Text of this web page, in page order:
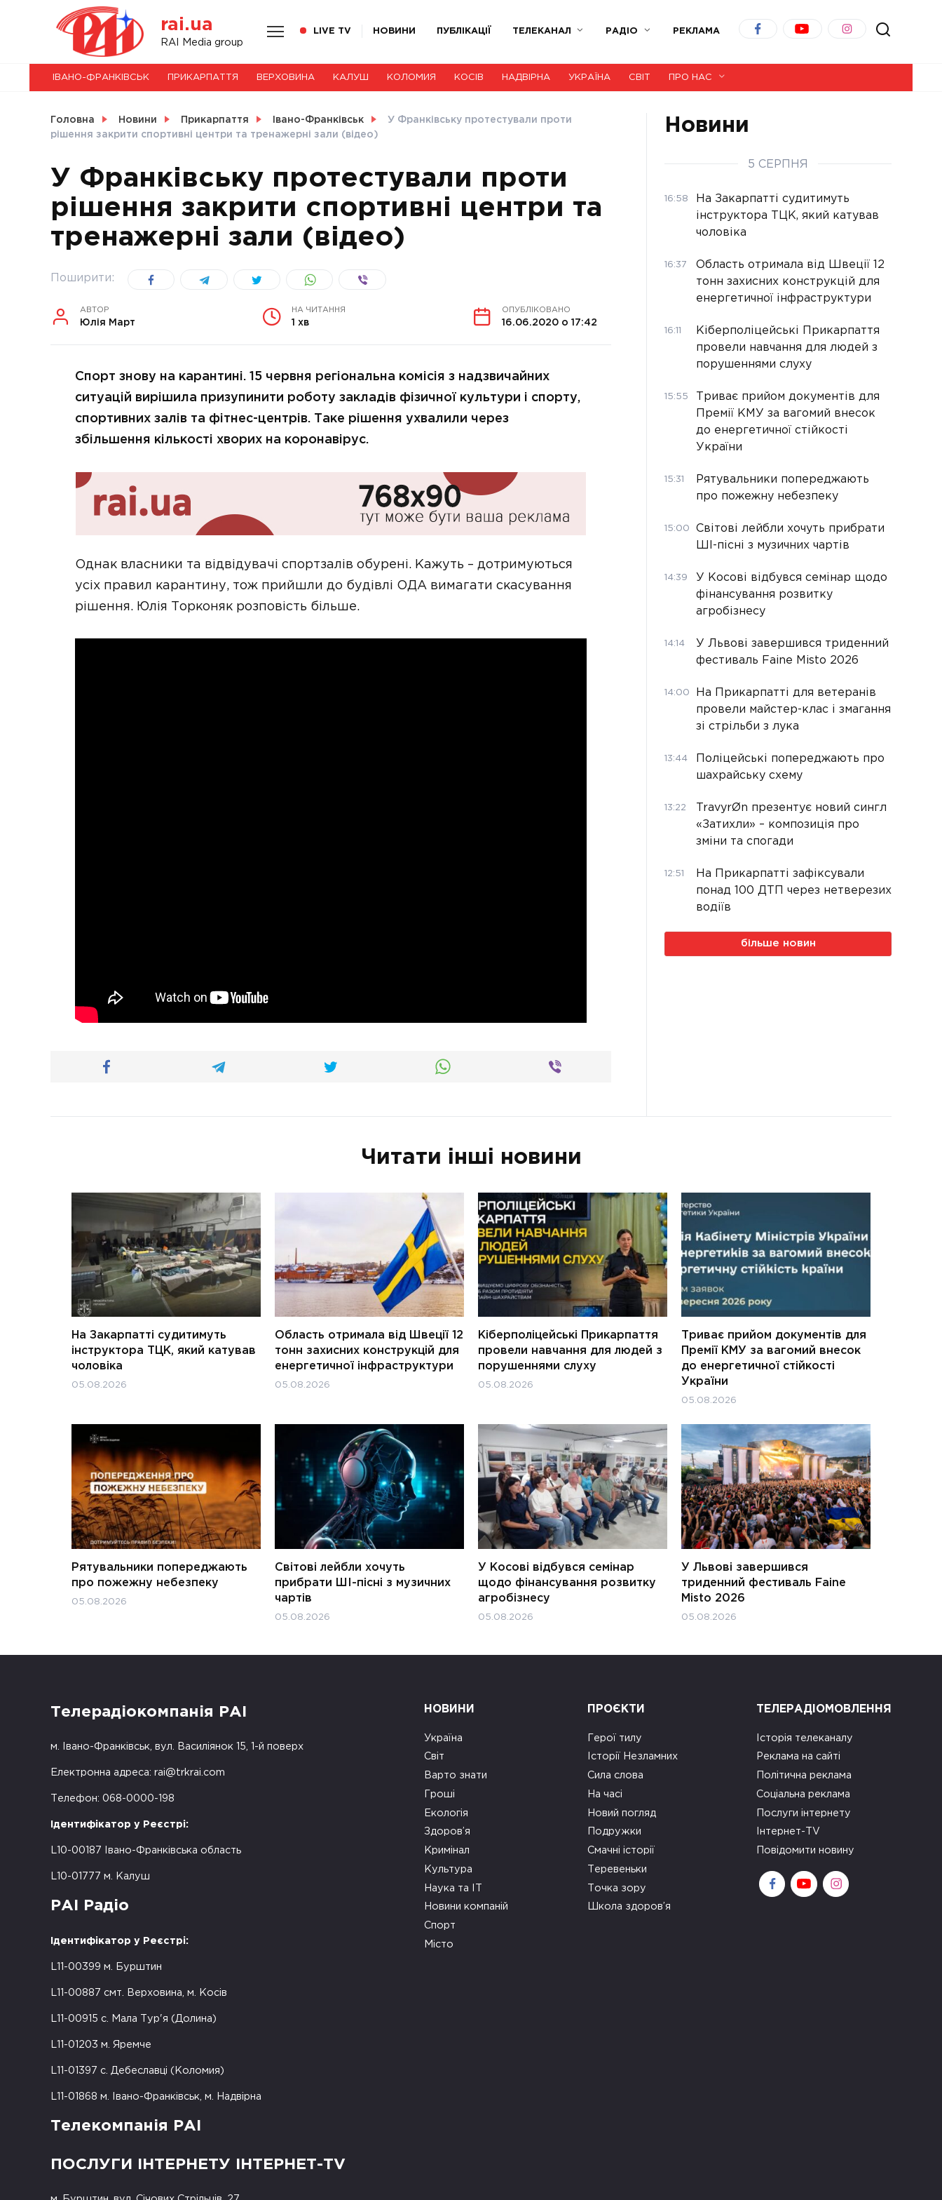
rai.ua
RAI Media group
LIVE TV НОВИНИ ПУБЛІКАЦІЇ ТЕЛЕКАНАЛ РАДІО РЕКЛАМА
НОВИНИ
СВІТ
УКРАЇНА
ІВАНО-ФРАНКІВСЬК ПРИКАРПАТТЯ ВЕРХОВИНА КАЛУШ КОЛОМИЯ КОСІВ НАДВІРНА УКРАЇНА СВІТ ПРО НАС
Головна Новини Прикарпаття Івано-Франківськ
У Франківську протестували проти
рішення закрити спортивні центри та тренажерні зали (відео)
У Франківську протестували проти
рішення закрити спортивні центри та
тренажерні зали (відео)
Поширити:
АВТОР
Юлія Март
НА ЧИТАННЯ
1 хв
ОПУБЛІКОВАНО
16.06.2020 о 17:42
Спорт знову на карантині. 15 червня регіональна комісія з надзвичайних
ситуацій вирішила призупинити роботу закладів фізичної культури і спорту,
спортивних залів та фітнес-центрів. Таке рішення ухвалили через
збільшення кількості хворих на коронавірус.
Однак власники та відвідувачі спортзалів обурені. Кажуть – дотримуються
усіх правил карантину, тож прийшли до будівлі ОДА вимагати скасування
рішення. Юлія Торконяк розповість більше.
Новини
5 СЕРПНЯ
16:58
На Закарпатті судитимуть
інструктора ТЦК, який катував
чоловіка
16:37
Область отримала від Швеції 12
тонн захисних конструкцій для
енергетичної інфраструктури
16:11
Кіберполіцейські Прикарпаття
провели навчання для людей з
порушеннями слуху
15:55
Триває прийом документів для
Премії КМУ за вагомий внесок
до енергетичної стійкості
України
15:31
Рятувальники попереджають
про пожежну небезпеку
15:00
Світові лейбли хочуть прибрати
ШІ-пісні з музичних чартів
14:39
У Косові відбувся семінар щодо
фінансування розвитку
агробізнесу
14:14
У Львові завершився триденний
фестиваль Faine Misto 2026
14:00
На Прикарпатті для ветеранів
провели майстер-клас і змагання
зі стрільби з лука
13:44
Поліцейські попереджають про
шахрайську схему
13:22
TravyrØn презентує новий сингл
«Затихли» – композиція про
зміни та спогади
12:51
На Прикарпатті зафіксували
понад 100 ДТП через нетверезих
водіїв
більше новин
Читати інші новини
На Закарпатті судитимуть
інструктора ТЦК, який катував
чоловіка
05.08.2026
Область отримала від Швеції 12
тонн захисних конструкцій для
енергетичної інфраструктури
05.08.2026
Кіберполіцейські Прикарпаття
провели навчання для людей з
порушеннями слуху
05.08.2026
Триває прийом документів для
Премії КМУ за вагомий внесок
до енергетичної стійкості
України
05.08.2026
Рятувальники попереджають
про пожежну небезпеку
05.08.2026
Світові лейбли хочуть
прибрати ШІ-пісні з музичних
чартів
05.08.2026
У Косові відбувся семінар
щодо фінансування розвитку
агробізнесу
05.08.2026
У Львові завершився
триденний фестиваль Faine
Misto 2026
05.08.2026
Телерадіокомпанія РАІ
м. Івано-Франківськ, вул. Василіянок 15, 1-й поверх
Електронна адреса: rai@trkrai.com
Телефон: 068-0000-198
Ідентифікатор у Реєстрі:
L10-00187 Івано-Франківська область
L10-01777 м. Калуш
РАІ Радіо
Ідентифікатор у Реєстрі:
L11-00399 м. Бурштин
L11-00887 смт. Верховина, м. Косів
L11-00915 с. Мала Тур'я (Долина)
L11-01203 м. Яремче
L11-01397 с. Дебеславці (Коломия)
L11-01868 м. Івано-Франківськ, м. Надвірна
Телекомпанія РАІ
ПОСЛУГИ ІНТЕРНЕТУ ІНТЕРНЕТ-TV
НОВИНИ
Україна
Світ
Варто знати
Гроші
Екологія
Здоров’я
Кримінал
Культура
Наука та ІТ
Новини компаній
Спорт
Місто
ПРОЄКТИ
Герої тилу
Історії Незламних
Сила слова
На часі
Новий погляд
Подружки
Смачні історії
Теревеньки
Точка зору
Школа здоров’я
ТЕЛЕРАДІОМОВЛЕННЯ
Історія телеканалу
Реклама на сайті
Політична реклама
Соціальна реклама
Послуги інтернету
Інтернет-TV
Повідомити новину